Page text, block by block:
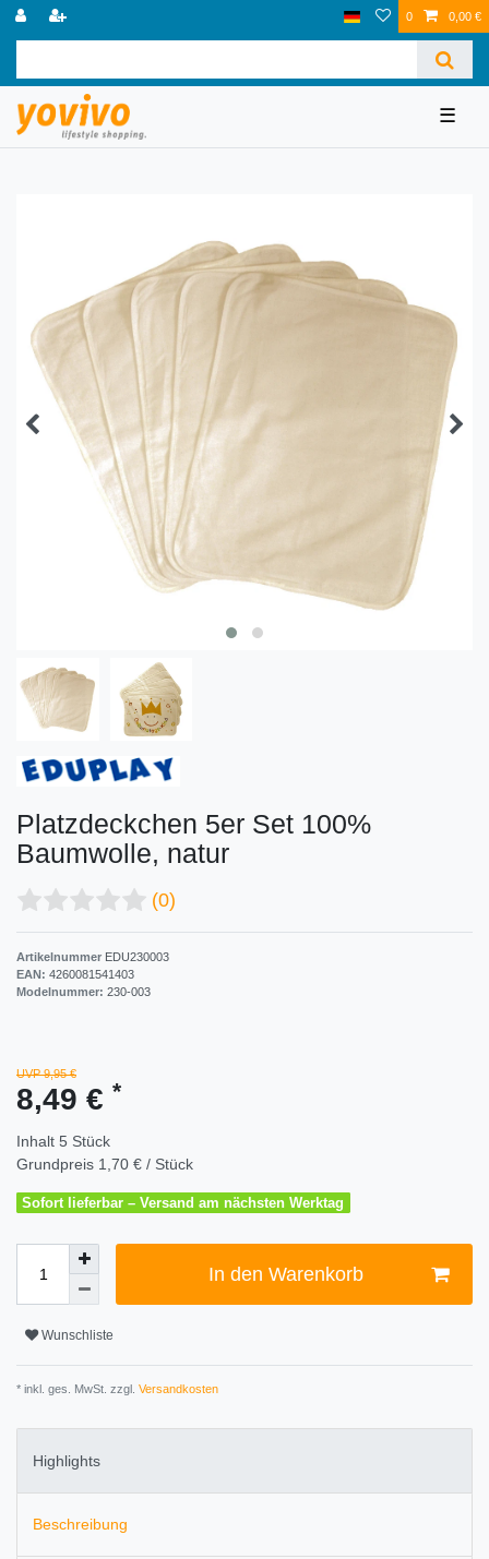
0 0,00 €
☰
Platzdeckchen 5er Set 100%
Baumwolle, natur
(0)
Artikelnummer EDU230003
EAN: 4260081541403
Modelnummer: 230-003
UVP 9,95 €
8,49 € *
Inhalt 5 Stück
Grundpreis 1,70 € / Stück
Sofort lieferbar – Versand am nächsten Werktag
In den Warenkorb
Wunschliste
* inkl. ges. MwSt. zzgl. Versandkosten
Highlights
Beschreibung